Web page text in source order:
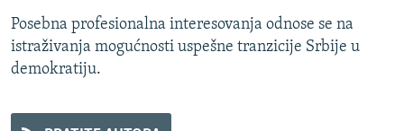
SVE KARTE DEJTONA
NASTANAK I RASPAD JUGOSLAVIJE
Posebna profesionalna interesovanja odnose se na
istraživanja mogućnosti uspešne tranzicije Srbije u
demokratiju.